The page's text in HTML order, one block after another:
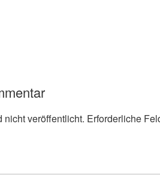
nicht veröffentlicht. Erforderliche